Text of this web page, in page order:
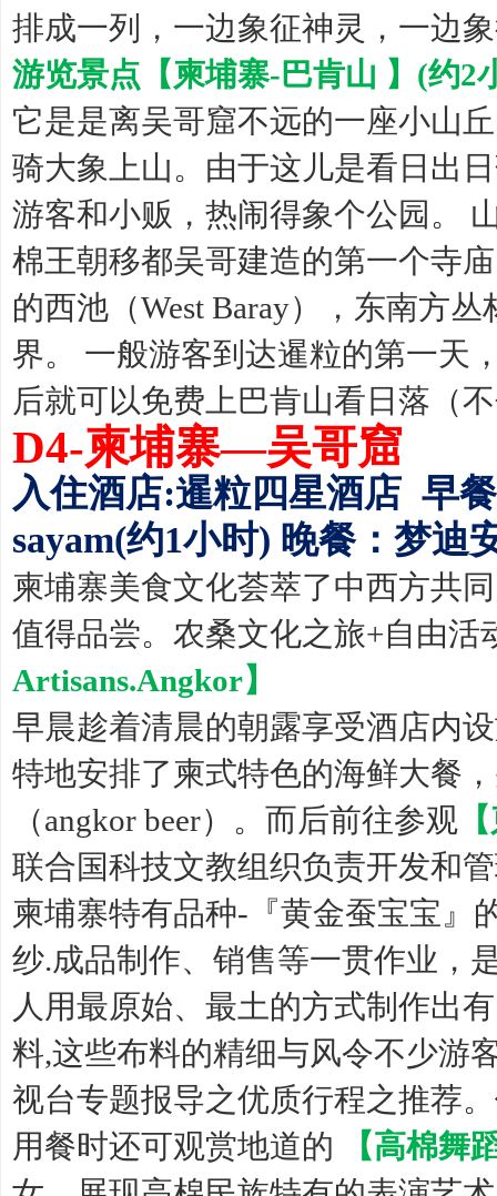
排成一列，一边象征神灵，一边
游览景点【柬埔寨-巴肯山 】(约2
它是是离吴哥窟不远的一座小山
骑大象上山。由于这儿是看日出
游客和小贩，热闹得象个公园。
棉王朝移都吴哥建造的第一个寺
的西池（West Baray），东南方
界。 一般游客到达暹粒的第一天
后就可以免费上巴肯山看日落（
D4-柬埔寨—吴哥窟
入住酒店:暹粒四星酒店 早
sayam(约1小时) 晚餐：梦迪
柬埔寨美食文化荟萃了中西方共
值得品尝。农桑文化之旅+自由活
Artisans.Angkor】
早晨趁着清晨的朝露享受酒店内
特地安排了柬式特色的海鲜大餐
（angkor beer）。而后前往参观
联合国科技文教组织负责开发和
柬埔寨特有品种-『黄金蚕宝宝』
纱.成品制作、销售等一贯作业，
人用最原始、最土的方式制作出
料,这些布料的精细与风令不少游
视台专题报导之优质行程之推荐
用餐时还可观赏地道的
【高棉舞